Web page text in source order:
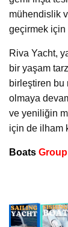
mühendislik
geçirmek için
Riva Yacht,
bir yaşam
birleştiren bu
olmaya
ve yeniliğin
için de ilham
Boats Group